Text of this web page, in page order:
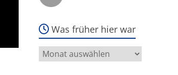
Was früher hier war
Was
früher